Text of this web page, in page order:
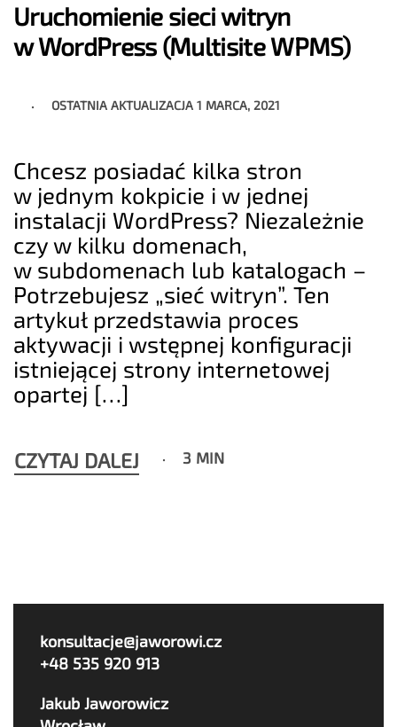
Uruchomienie sieci witryn
w WordPress (Multisite WPMS)
OSTATNIA AKTUALIZACJA1 MARCA, 2021
Chcesz posiadać kilka stron
w jednym kokpicie i w jednej
instalacji WordPress? Niezależnie
czy w kilku domenach,
w subdomenach lub katalogach –
Potrzebujesz „sieć witryn”. Ten
artykuł przedstawia proces
aktywacji i wstępnej konfiguracji
istniejącej strony internetowej
opartej […]
CZYTAJ DALEJ 3 MIN
konsultacje@jaworowi.cz
+48 535 920 913
Jakub Jaworowicz